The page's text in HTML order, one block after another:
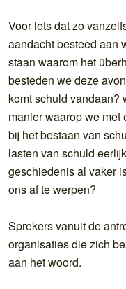
Voor iets dat zo
aandacht besteed aan
staan waarom het
besteden we deze
komt schuld vandaan?
manier waarop we met
bij het bestaan van
lasten van schuld
geschiedenis al vaker
ons af te werpen?
Sprekers vanuit de
organisaties die zich
aan het woord.